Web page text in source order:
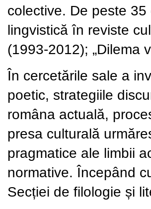
colective. De peste
lingvistică în reviste
(1993-2012); „Dilema
În cercetările sale a
poetic, strategiile
româna actuală,
presa culturală
pragmatice ale limbii
normative. Începând
Secției de filologie și